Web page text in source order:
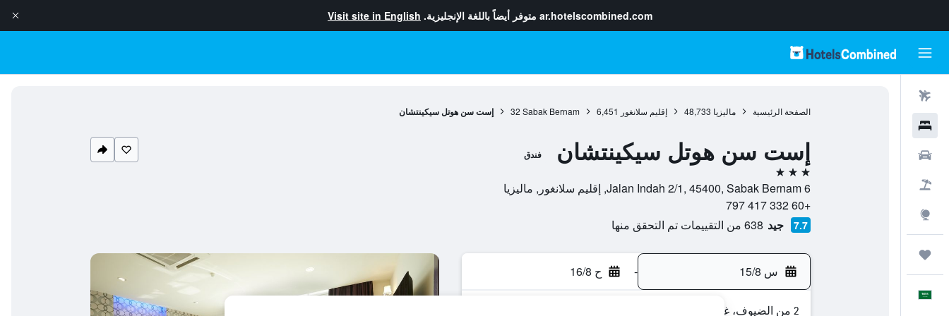
ar.hotelscombined.com متوفر أيضاً باللغة الإنجليزية. Visit site in English
الصفحة الرئيسية ماليزيا 48,733 إقليم سلانغور 6,451
Sabak Bernam
32 إست سن هوتل سيكينتشان
إست سن هوتل سيكينتشان فندق
3 نجوم
6 Jalan Indah 2/1, 45400, Sabak Bernam, إقليم سلانغور, ماليزيا
+60 332 417 797
7.7 جيد 638 من التقييمات تم التحقق منها
س 15/8 - ح 16/8
2 من الضيوف، غرفة واحدة